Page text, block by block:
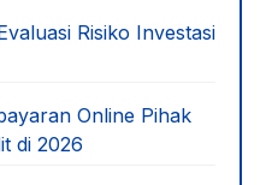
Risiko Investasi
Online Pihak
di 2026